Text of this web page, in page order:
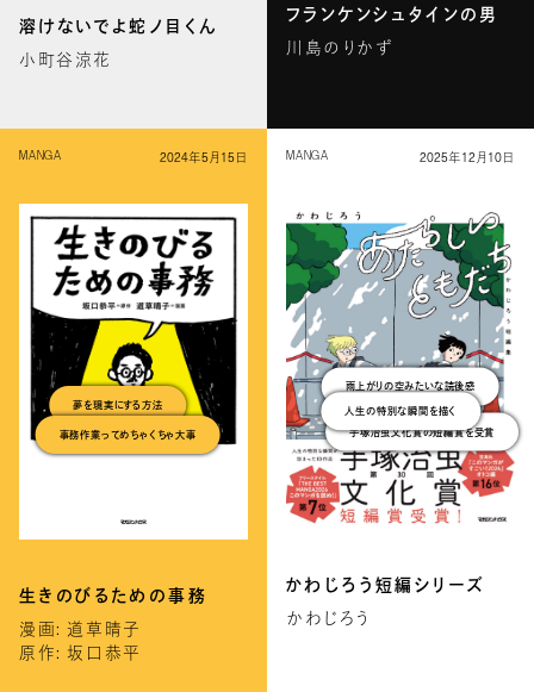
溶けないでよ蛇ノ目くん
小町谷涼花
フランケンシュタインの男
川島のりかず
MANGA 2024年5月15日
生きのびるための事務
漫画: 道草晴子
原作: 坂口恭平
夢を現実にする方法
事務作業ってめちゃくちゃ大事
MANGA 2025年12月10日
かわじろう短編シリーズ
かわじろう
手塚治虫文化賞の短編賞を受賞
雨上がりの空みたいな読後感
人生の特別な瞬間を描く